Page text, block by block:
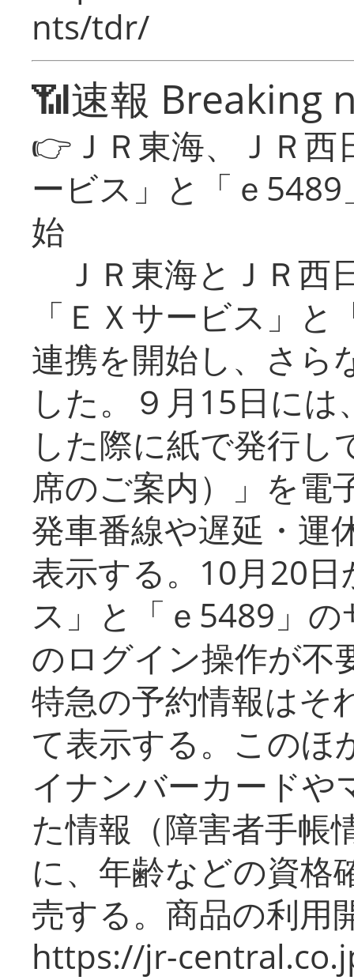
nts/tdr/
📶速報 Breaking
👉ＪＲ東海、ＪＲ
ービス」と「ｅ
始
ＪＲ東海とＪＲ西
「ＥＸサービス」
連携を開始し、さら
した。９月15日に
した際に紙で発行し
席のご案内）」を電
発車番線や遅延・運
表示する。10月20
ス」と「ｅ5489」
のログイン操作が不
特急の予約情報はそ
て表示する。このほ
イナンバーカードや
た情報（障害者手帳
に、年齢などの資格
売する。商品の利用
https://jr-